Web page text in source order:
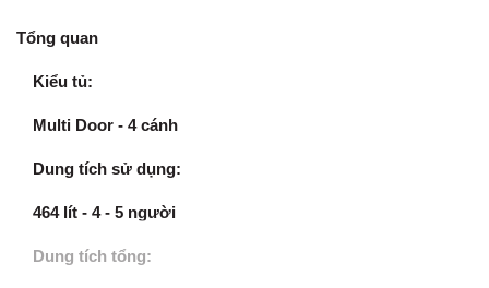
Tổng quan
Kiểu tủ:
Multi Door - 4 cánh
Dung tích sử dụng:
464 lít - 4 - 5 người
Dung tích tổng: